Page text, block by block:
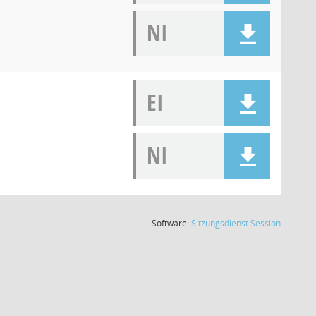
NI
EI
NI
Software:SitzungsdienstSession(Wird in